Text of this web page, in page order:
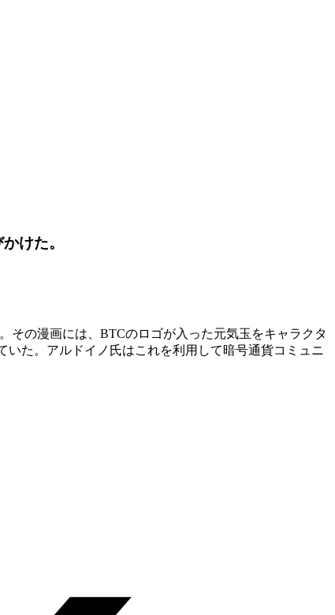
けた。
その漫画には、BTCのロゴが入った元気玉をキャラクタ
いた。アルドイノ氏はこれを利用して暗号通貨コミュニ